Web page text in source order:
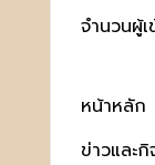
จำนวนผู้
หน้าหลัก
ข่าวและ